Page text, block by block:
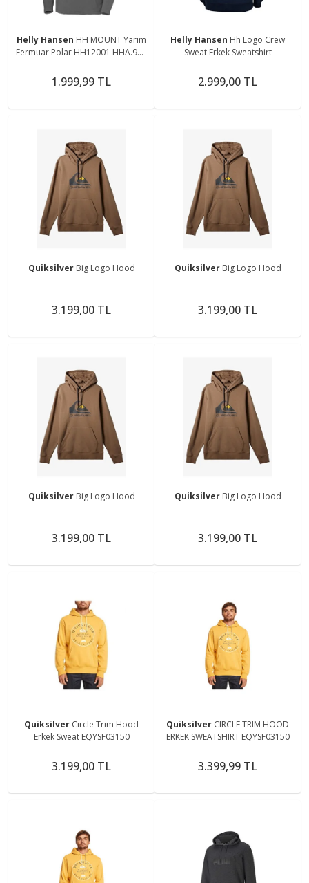
Helly Hansen HH MOUNT Yarım
Fermuar Polar HH12001 HHA.971
1.999,99 TL
Helly Hansen Hh Logo Crew
Sweat Erkek Sweatshirt
2.999,00 TL
Quiksilver Big Logo Hood
3.199,00 TL
Quiksilver Big Logo Hood
3.199,00 TL
Quiksilver Big Logo Hood
3.199,00 TL
Quiksilver Big Logo Hood
3.199,00 TL
Quiksilver Cırcle Trım Hood
Erkek Sweat EQYSF03150
3.199,00 TL
Quiksilver CIRCLE TRIM HOOD
ERKEK SWEATSHIRT EQYSF03150
3.399,99 TL